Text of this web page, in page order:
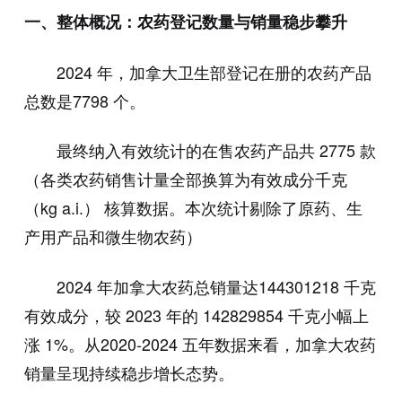
一、整体概况：农药登记数量与销量稳步攀升
2024 年，加拿大卫生部登记在册的农药产品
总数是7798 个。
最终纳入有效统计的在售农药产品共 2775 款
（各类农药销售计量全部换算为有效成分千克
（kg a.i.） 核算数据。本次统计剔除了原药、生
产用产品和微生物农药）
2024 年加拿大农药总销量达144301218 千克
有效成分，较 2023 年的 142829854 千克小幅上
涨 1%。从2020-2024 五年数据来看，加拿大农药
销量呈现持续稳步增长态势。